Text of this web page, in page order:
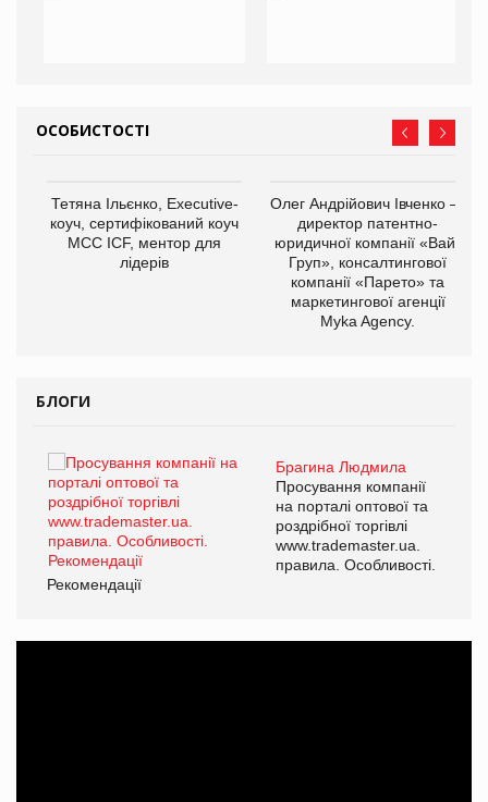
ОСОБИСТОСТІ
Тетяна Ільєнко, Executive-
коуч, сертифікований коуч
МСС ICF, ментор для
лідерів
Олег Андрійович Івченко —
директор патентно-
юридичної компанії «Вайз
Груп», консалтингової
компанії «Парето» та
маркетингової агенції
Myka Agency.
БЛОГИ
Брагина Людмила
Просування компанії
на порталі оптової та
роздрібної торгівлі
www.trademaster.ua.
правила. Особливості.
Рекомендації